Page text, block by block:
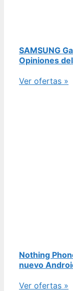
SAMSUNG
Opiniones
Ver ofertas »
Nothing
nuevo
Ver ofertas »